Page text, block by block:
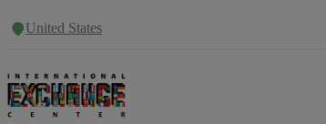
United States